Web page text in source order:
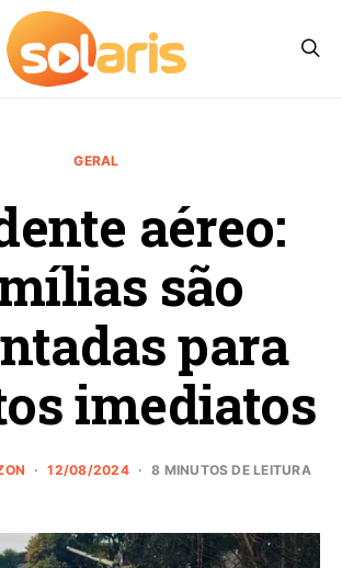
GERAL
aéreo:
são
para
imediatos
12/08/2024 8 MINUTOS DE LEITURA